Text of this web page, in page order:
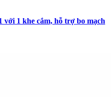
1 khe cắm, hỗ trợ bo mạch